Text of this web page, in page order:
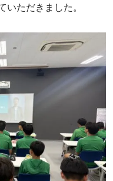
ただきました。